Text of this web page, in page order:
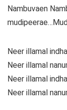
Nambuvaen
Neer illamal
Neer illamal
Neer illamal
Neer illamal